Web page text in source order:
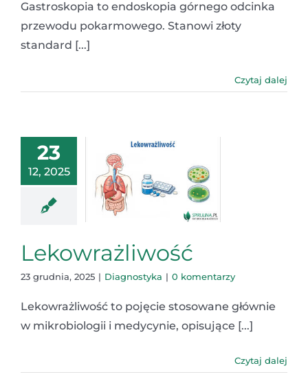
Gastroskopia to endoskopia górnego odcinka
przewodu pokarmowego. Stanowi złoty
standard [...]
Czytaj dalej
23
12, 2025
Lekowrażliwość
23 grudnia, 2025 | Diagnostyka | 0 komentarzy
Lekowrażliwość to pojęcie stosowane głównie
w mikrobiologii i medycynie, opisujące [...]
Czytaj dalej